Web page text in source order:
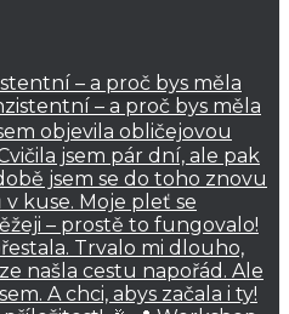
– a proč bys měla